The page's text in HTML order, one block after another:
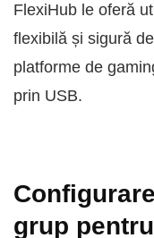
FlexiHub le oferă
flexibilă și sigură
platforme de
prin USB.
grup